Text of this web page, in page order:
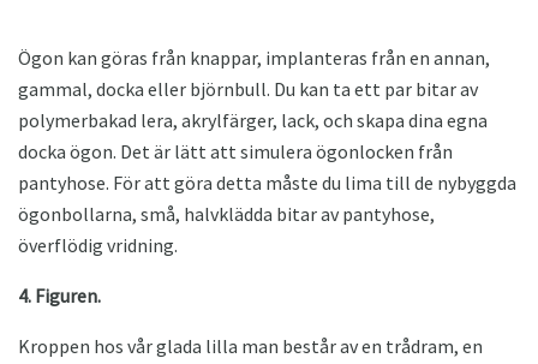
Ögon kan göras från knappar, implanteras från en annan,
gammal, docka eller björnbull. Du kan ta ett par bitar av
polymerbakad lera, akrylfärger, lack, och skapa dina egna
docka ögon. Det är lätt att simulera ögonlocken från
pantyhose. För att göra detta måste du lima till de nybyggda
ögonbollarna, små, halvklädda bitar av pantyhose,
överflödig vridning.
4. Figuren.
Kroppen hos vår glada lilla man består av en trådram, en